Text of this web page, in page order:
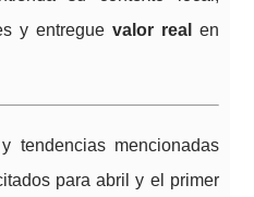
y entregue valor real
en
tendencias mencionadas
para abril y el primer